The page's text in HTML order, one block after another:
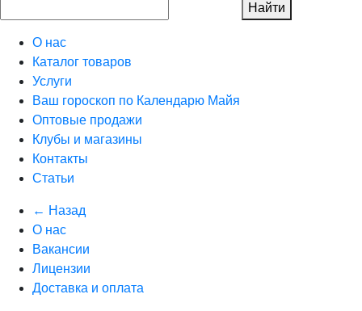
Найти
О нас
Каталог товаров
Услуги
Ваш гороскоп по Календарю Майя
Оптовые продажи
Клубы и магазины
Контакты
Статьи
← Назад
О нас
Вакансии
Лицензии
Доставка и оплата